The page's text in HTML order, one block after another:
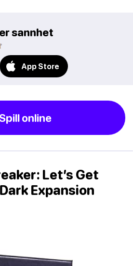
sannhet
App Store
online
Let’s Get
Expansion